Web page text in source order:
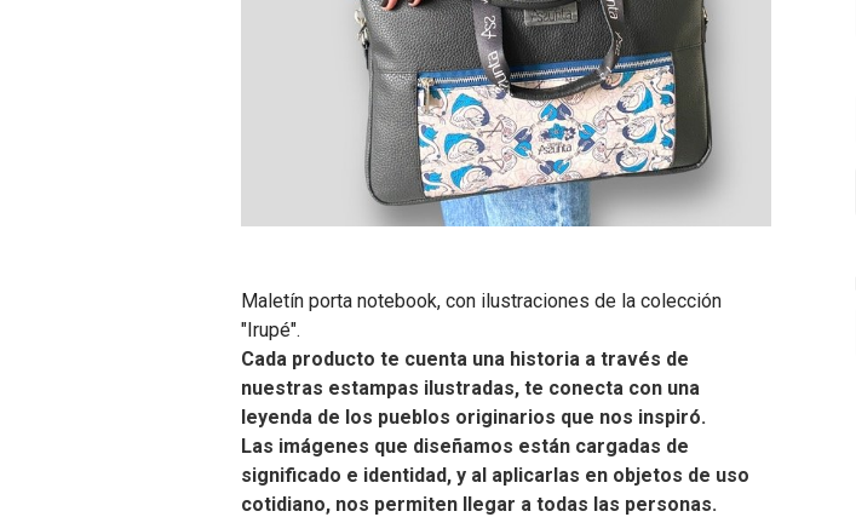
Maletín porta notebook, con ilustraciones de la colección
"Irupé".
Cada producto te cuenta una historia a través de
nuestras estampas ilustradas, te conecta con una
leyenda de los pueblos originarios que nos inspiró.
Las imágenes que diseñamos están cargadas de
significado e identidad, y al aplicarlas en objetos de uso
cotidiano, nos permiten llegar a todas las personas.